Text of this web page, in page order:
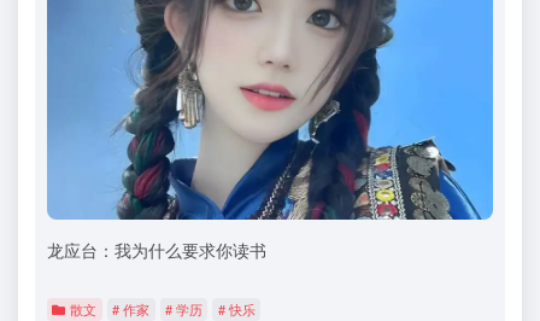
龙应台：我为什么要求你读书
散文 # 作家 # 学历 # 快乐